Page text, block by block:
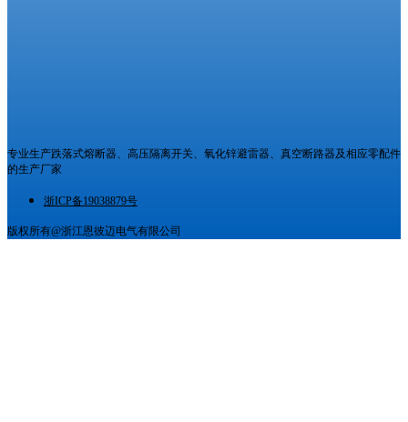
专业生产跌落式熔断器、高压隔离开关、氧化锌避雷器、真空断路器及相应零配件
的生产厂家
浙ICP备19038879号
版权所有@浙江恩彼迈电气有限公司